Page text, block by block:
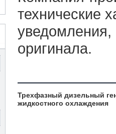
технические
уведомления,
оригинала.
Трехфазный дизельный
жидкостного охлаждения